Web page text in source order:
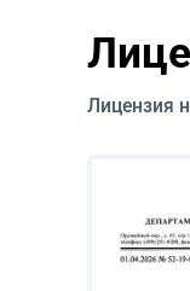
Лицензия